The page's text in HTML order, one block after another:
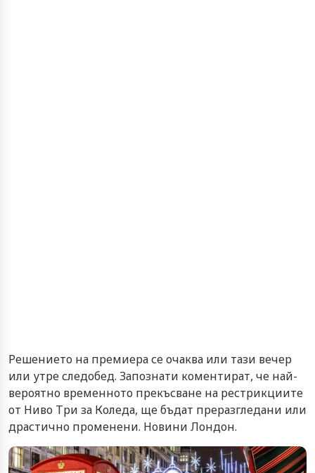
Решението на премиера се очаква или тази вечер
или утре следобед. Запознати коментират, че най-
вероятно временното прекъсване на рестрикциите
от Ниво Три за Коледа, ще бъдат преразгледани или
драстично променени. Новини Лондон.